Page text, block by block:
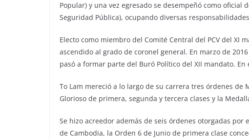
Popular) y una vez egresado se desempeñó como
Seguridad Pública), ocupando diversas
Electo como miembro del Comité Central del PCV del XI
ascendido al grado de coronel general. En marzo de
pasó a formar parte del Buró Político del XII mandato.
To Lam mereció a lo largo de su carrera tres órdenes
Glorioso de primera, segunda y tercera clases y la
Se hizo acreedor además de seis órdenes otorgadas
de Cambodia, la Orden 6 de Junio de primera clase